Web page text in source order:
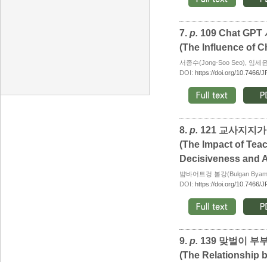
7. p. 109 Chat GPT
(The Influence of
서종수(Jong-Soo Seo), 임세
DOI: https://doi.org/10.7466/
8. p. 121 교사지지
(The Impact of
Decisiveness and
뱜바어트겅 볼강(Bulgan
DOI: https://doi.org/10.7466/
9. p. 139 맞벌이 부
(The Relationship